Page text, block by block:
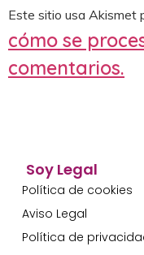
Este sitio usa Akismet
cómo se
comentarios.
Soy Legal
Política de cookies
Aviso Legal
Política de